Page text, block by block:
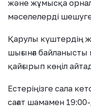
және жұмысқа
мәселелерді
Қарулы күштердің
шығынға
қайғырып көңіл
Естеріңізге сала
сағат шамамен